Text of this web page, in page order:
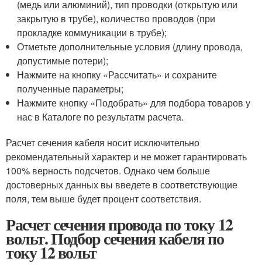
(медь или алюминий), тип проводки (открытую или
закрытую в трубе), количество проводов (при
прокладке коммуникации в трубе);
Отметьте дополнительные условия (длину провода,
допустимые потери);
Нажмите на кнопку «Рассчитать» и сохраните
полученные параметры;
Нажмите кнопку «Подобрать» для подбора товаров у
нас в Каталоге по результатм расчета.
Расчет сечения кабеля носит исключительно
рекомендательный характер и не может гарантировать
100% верность подсчетов. Однако чем больше
достоверных данных вы введете в соответствующие
поля, тем выше будет процент соответствия.
Расчет сечения провода по току 12
вольт. Подбор сечения кабеля по
току 12 вольт